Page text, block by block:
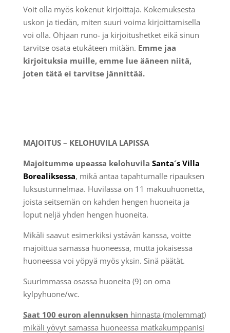
Voit olla myös kokenut kirjoittaja. Kokemuksesta
uskon ja tiedän, miten suuri voima kirjoittamisella
voi olla. Ohjaan runo- ja kirjoitushetket eikä sinun
tarvitse osata etukäteen mitään. Emme jaa
kirjoituksia muille, emme lue ääneen niitä,
joten tätä ei tarvitse jännittää.
MAJOITUS – KELOHUVILA LAPISSA
Majoitumme upeassa kelohuvila Santa´s Villa
Borealiksessa, mikä antaa tapahtumalle ripauksen
luksustunnelmaa. Huvilassa on 11 makuuhuonetta,
joista seitsemän on kahden hengen huoneita ja
loput neljä yhden hengen huoneita.
Mikäli saavut esimerkiksi ystävän kanssa, voitte
majoittua samassa huoneessa, mutta jokaisessa
huoneessa voi yöpyä myös yksin. Sinä päätät.
Suurimmassa osassa huoneita (9) on oma
kylpyhuone/wc.
Saat 100 euron alennuksen hinnasta (molemmat)
mikäli yövyt samassa huoneessa matkakumppanisi